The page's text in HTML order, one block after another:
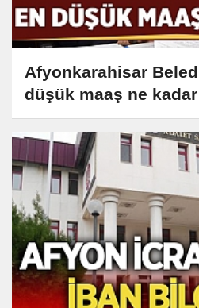
Afyonkarahisar
düşük maaş ne